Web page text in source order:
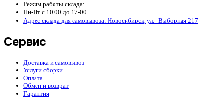
Режим работы склада:
Пн-Пт с 10.00 до 17-00
Адрес склада для самовывоза: Новосибирск, ул. Выборная 217
Сервис
Доставка и самовывоз
Услуги сборки
Оплата
Обмен и возврат
Гарантия